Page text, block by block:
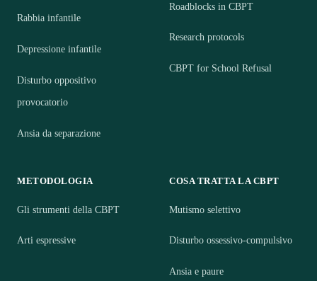
Rabbia infantile
Depressione infantile
Disturbo oppositivo
provocatorio
Ansia da separazione
Roadblocks in CBPT
Research protocols
CBPT for School Refusal
METODOLOGIA
Gli strumenti della CBPT
Arti espressive
COSA TRATTA LA CBPT
Mutismo selettivo
Disturbo ossessivo-compulsivo
Ansia e paure